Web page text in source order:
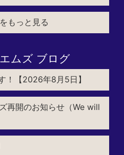
もっと見る
ムズ ブログ
！【2026年8月5日】
再開のお知らせ（We will